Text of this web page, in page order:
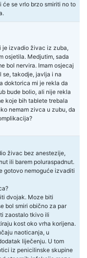
se vrlo brzo smiriti no to
je izvadio živac iz zuba,
osjetila. Medjutim, sada
bol nervira. Imam osjecaj
se, takodje, javlja i na
doktorica mi je rekla da
bude bolio, ali nije rekla
koje bih tablete trebala
nemam zivca u zubu, da
živac bez anestezije,
ili barem poluraspadnut.
gotovo nemoguće izvaditi
dvojak. Moze biti
bol smiri obično za par
zaostalo tkivo ili
kost oko vrha korijena.
naoticanja, u
liječenju. U tom
iz penicilinske skupine